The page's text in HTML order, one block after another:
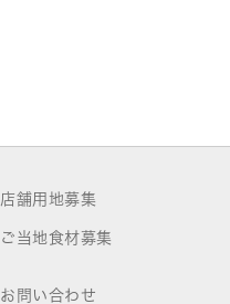
店舗用地募集
ご当地食材募集
お問い合わせ